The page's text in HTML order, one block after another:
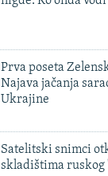
Prva poseta
Najava jačanja
Ukrajine
Satelitski snimci
skladištima ruskog